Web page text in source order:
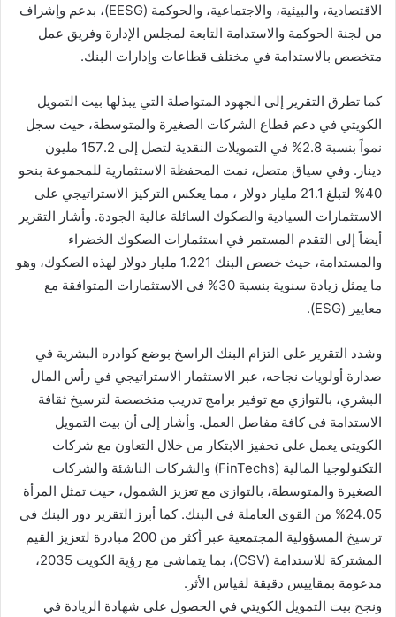
الاقتصادية، والبيئية، والاجتماعية، والحوكمة (EESG)، بدعم وإشراف
من لجنة الحوكمة والاستدامة التابعة لمجلس الإدارة وفريق عمل
متخصص بالاستدامة في مختلف قطاعات وإدارات البنك.
كما تطرق التقرير إلى الجهود المتواصلة التي يبذلها بيت التمويل
الكويتي في دعم قطاع الشركات الصغيرة والمتوسطة، حيث سجل
نمواً بنسبة 2.8% في التمويلات النقدية لتصل إلى 157.2 مليون
دينار. وفي سياق متصل، نمت المحفظة الاستثمارية للمجموعة بنحو
40% لتبلغ 21.1 مليار دولار ، مما يعكس التركيز الاستراتيجي على
الاستثمارات السيادية والصكوك السائلة عالية الجودة. وأشار التقرير
أيضاً إلى التقدم المستمر في استثمارات الصكوك الخضراء
والمستدامة، حيث خصص البنك 1.221 مليار دولار لهذه الصكوك، وهو
ما يمثل زيادة سنوية بنسبة 30% في الاستثمارات المتوافقة مع
معايير (ESG).
وشدد التقرير على التزام البنك الراسخ بوضع كوادره البشرية في
صدارة أولويات نجاحه، عبر الاستثمار الاستراتيجي في رأس المال
البشري، بالتوازي مع توفير برامج تدريب متخصصة لترسيخ ثقافة
الاستدامة في كافة مفاصل العمل. وأشار إلى أن بيت التمويل
الكويتي يعمل على تحفيز الابتكار من خلال التعاون مع شركات
التكنولوجيا المالية (FinTechs) والشركات الناشئة والشركات
الصغيرة والمتوسطة، بالتوازي مع تعزيز الشمول، حيث تمثل المرأة
24.05% من القوى العاملة في البنك. كما أبرز التقرير دور البنك في
ترسيخ المسؤولية المجتمعية عبر أكثر من 200 مبادرة لتعزيز القيم
المشتركة للاستدامة (CSV)، بما يتماشى مع رؤية الكويت 2035،
مدعومة بمقاييس دقيقة لقياس الأثر.
ونجح بيت التمويل الكويتي في الحصول على شهادة الريادة في